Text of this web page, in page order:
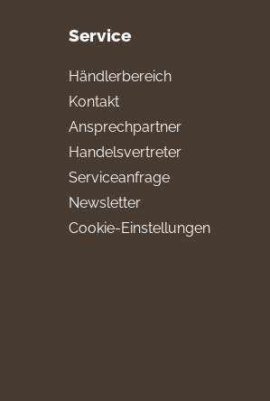
Service
Händlerbereich
Kontakt
Ansprechpartner
Handelsvertreter
Serviceanfrage
Newsletter
Cookie-Einstellungen